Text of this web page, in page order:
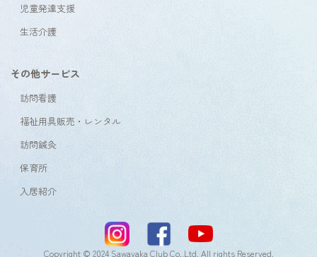
児童発達支援
生活介護
その他サービス
訪問看護
福祉用具販売・レンタル
訪問鍼灸
保育所
入居紹介
Copyright © 2024 Sawayaka Club Co.,Ltd. All rights Reserved.